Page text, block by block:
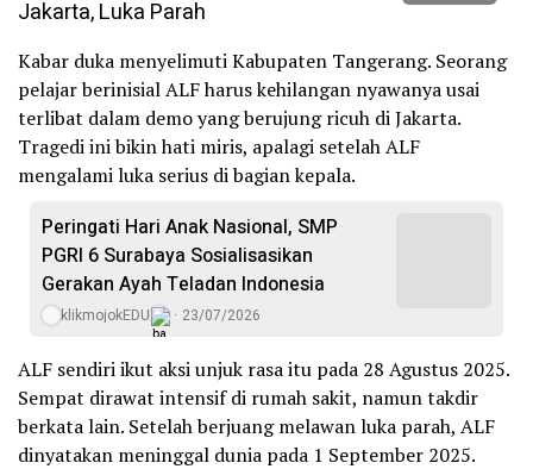
Kabar duka menyelimuti Kabupaten Tangerang. Seorang
pelajar berinisial ALF harus kehilangan nyawanya usai
terlibat dalam demo yang berujung ricuh di Jakarta.
Tragedi ini bikin hati miris, apalagi setelah ALF
mengalami luka serius di bagian kepala.
Peringati Hari Anak Nasional, SMP
PGRI 6 Surabaya Sosialisasikan
Gerakan Ayah Teladan Indonesia
klikmojokEDU 23/07/2026
ALF sendiri ikut aksi unjuk rasa itu pada 28 Agustus 2025.
Sempat dirawat intensif di rumah sakit, namun takdir
berkata lain. Setelah berjuang melawan luka parah, ALF
dinyatakan meninggal dunia pada 1 September 2025.